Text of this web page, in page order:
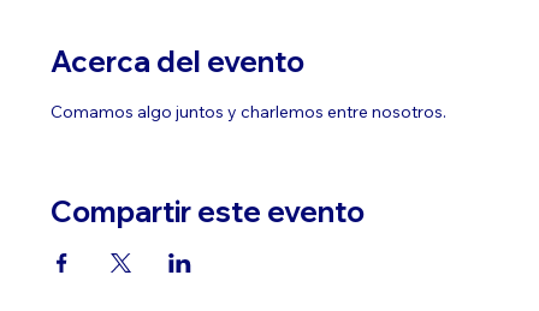
Acerca del evento
Comamos algo juntos y charlemos entre nosotros.
Compartir este evento